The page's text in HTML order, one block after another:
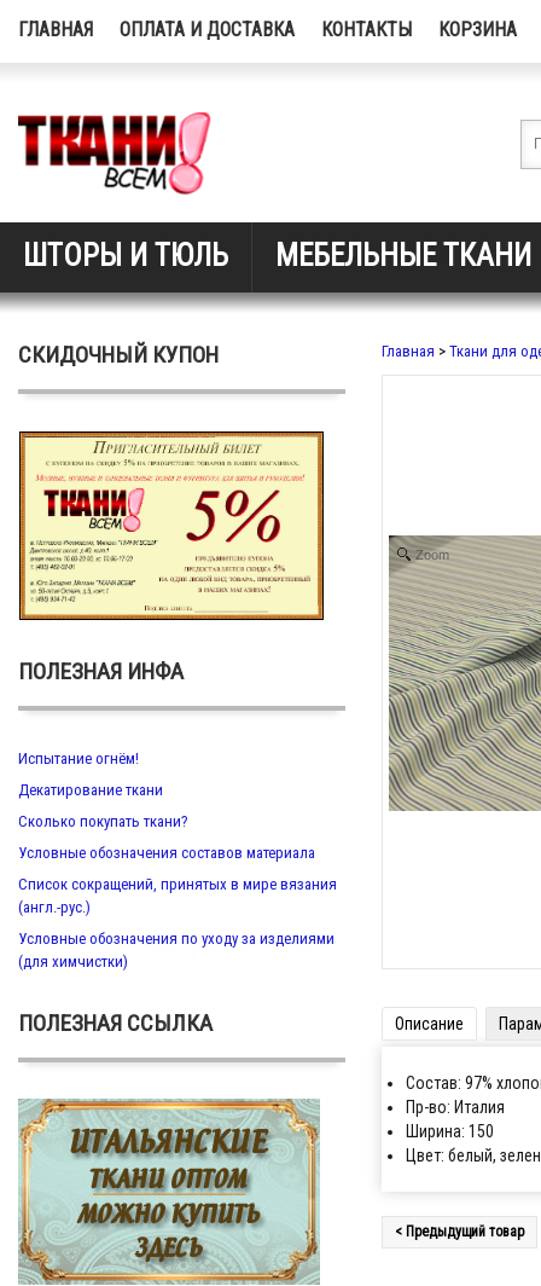
ГЛАВНАЯ ОПЛАТА И ДОСТАВКА КОНТАКТЫ КОРЗИНА
ШТОРЫ И ТЮЛЬ МЕБЕЛЬНЫЕ ТКАНИ
СКИДОЧНЫЙ КУПОН
ПОЛЕЗНАЯ ИНФА
Испытание огнём!
Декатирование ткани
Сколько покупать ткани?
Условные обозначения составов материала
Список сокращений, принятых в мире вязания
(англ.-рус.)
Условные обозначения по уходу за изделиями
(для химчистки)
ПОЛЕЗНАЯ ССЫЛКА
Главная > Ткани для
Zoom
Описание
Состав: 97%
Пр-во: Италия
Ширина: 150
Цвет: белый,
< Предыдущий товар